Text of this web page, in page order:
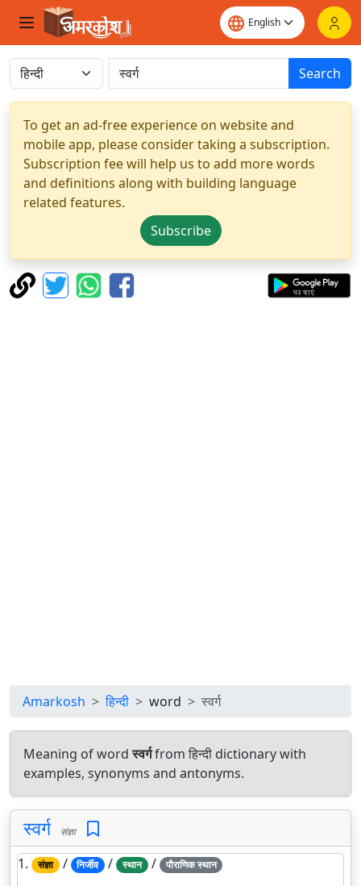
Search
To get an ad-free experience on website and
mobile app, please consider taking a subscription.
Subscription fee will help us to add more words
and definitions along with building language
related features.
Subscribe
Amarkosh हिन्दी word स्वर्ग
Meaning of wordस्वर्गfrom हिन्दी dictionary with
examples, synonyms and antonyms.
स्वर्ग संज्ञा
1. संज्ञा / निर्जीव / स्थान / पौराणिक स्थान